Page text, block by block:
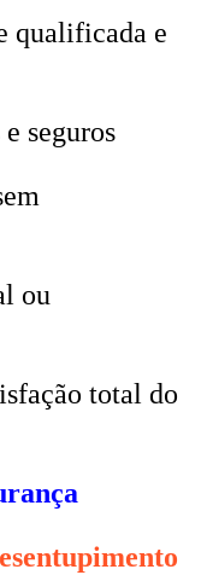
qualificada e
seguros
ou
total do